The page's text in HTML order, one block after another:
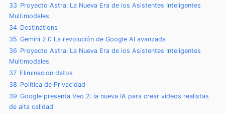
33 Proyecto Astra: La Nueva Era de los Asistentes Inteligentes
Multimodales
34 Destinations
35 Gemini 2.0 La revolución de Google AI avanzada
36 Proyecto Astra: La Nueva Era de los Asistentes Inteligentes
Multimodales
37 Eliminacion datos
38 Política de Privacidad
39 Google presenta Veo 2: la nueva IA para crear videos realistas
de alta calidad